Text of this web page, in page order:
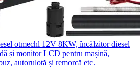
otmechl 12V 8KW, încălzitor diesel
și monitor LCD pentru mașină,
autorulotă și remorcă etc.